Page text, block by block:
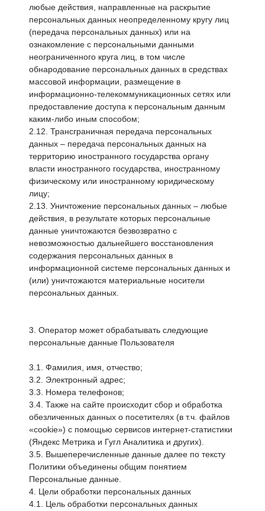
любые действия, направленные на раскрытие
персональных данных неопределенному кругу лиц
(передача персональных данных) или на
ознакомление с персональными данными
неограниченного круга лиц, в том числе
обнародование персональных данных в средствах
массовой информации, размещение в
информационно-телекоммуникационных сетях или
предоставление доступа к персональным данным
каким-либо иным способом;
2.12. Трансграничная передача персональных
данных – передача персональных данных на
территорию иностранного государства органу
власти иностранного государства, иностранному
физическому или иностранному юридическому
лицу;
2.13. Уничтожение персональных данных – любые
действия, в результате которых персональные
данные уничтожаются безвозвратно с
невозможностью дальнейшего восстановления
содержания персональных данных в
информационной системе персональных данных и
(или) уничтожаются материальные носители
персональных данных.
3. Оператор может обрабатывать следующие
персональные данные Пользователя
3.1. Фамилия, имя, отчество;
3.2. Электронный адрес;
3.3. Номера телефонов;
3.4. Также на сайте происходит сбор и обработка
обезличенных данных о посетителях (в т.ч. файлов
«cookie») с помощью сервисов интернет-статистики
(Яндекс Метрика и Гугл Аналитика и других).
3.5. Вышеперечисленные данные далее по тексту
Политики объединены общим понятием
Персональные данные.
4. Цели обработки персональных данных
4.1. Цель обработки персональных данных